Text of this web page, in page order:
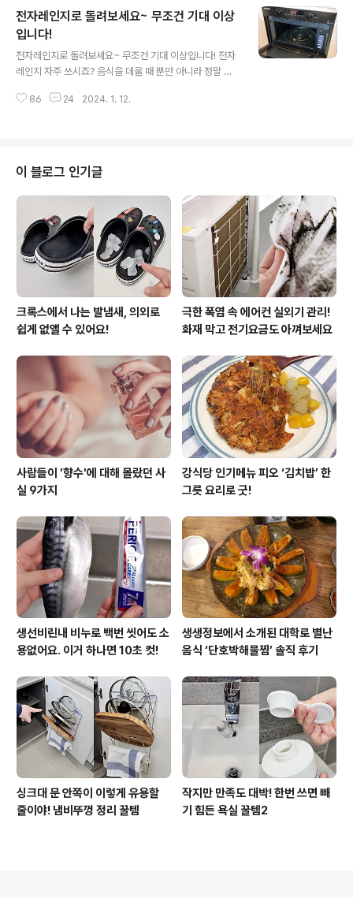
컨은 잘못이 없어요.... 베이컨을 제대로 굽기만 하면 잡내
없이 담백하게 드실 수 있어요. 그럼 맛있게 한번 구워볼까
요~^^ 후라이팬에 베이컨을 올려주세요. 예열하지 않은 상
태로 올려주셔야 해요. 후라이팬이 뜨거워 지면서 베이컨
도 베이컨 자체의 기름만으로 충분해요. 그대신 물을 한컵
전자레인지로 돌려보세요~ 무조건 기대 이상
입니다!
전자레인지로 돌려보세요~ 무조건 기대 이상입니다! 전자
레인지 자주 쓰시죠? 음식을 데울 때 뿐만 아니라 정말 다
오늘은 알면 알수록 끝이 없는 전자레인지 활용 꿀팁을 알
지로 돌려야 해요. 튀긴 음식을 전자레인지로 데우면 눅눅
해지고 맛이 없을 것 같지만 1분30초정만 짧게 돌리면 (fe
at. 키친타월) 치킨 속 수분이 날아가서 눅눅해지지 않고요.
치킨에 스며들었던 기름기도 빠져서 느끼함도 줄일 수 있
답니다. 이 비법은 백종원님이 알려준 치킨 보관법인데요.
제가 여러번 실험해본 결과 전자레인지로..
86 24 2024. 1. 12.
이 블로그 인기글
크록스에서 나는 발냄새, 의외로
쉽게 없앨 수 있어요!
극한 폭염 속 에어컨 실외기 관리!
화재 막고 전기요금도 아껴보세요
사람들이 '향수'에 대해 몰랐던 사
실 9가지
강식당 인기메뉴 피오 ‘김치밥’ 한
그릇 요리로 굿!
생선비린내 비누로 백번 씻어도 소
용없어요. 이거 하나면 10초 컷!
생생정보에서 소개된 대학로 별난
음식 ‘단호박해물찜’ 솔직 후기
싱크대 문 안쪽이 이렇게 유용할
줄이야! 냄비뚜껑 정리 꿀템
작지만 만족도 대박! 한번 쓰면 빼
기 힘든 욕실 꿀템2